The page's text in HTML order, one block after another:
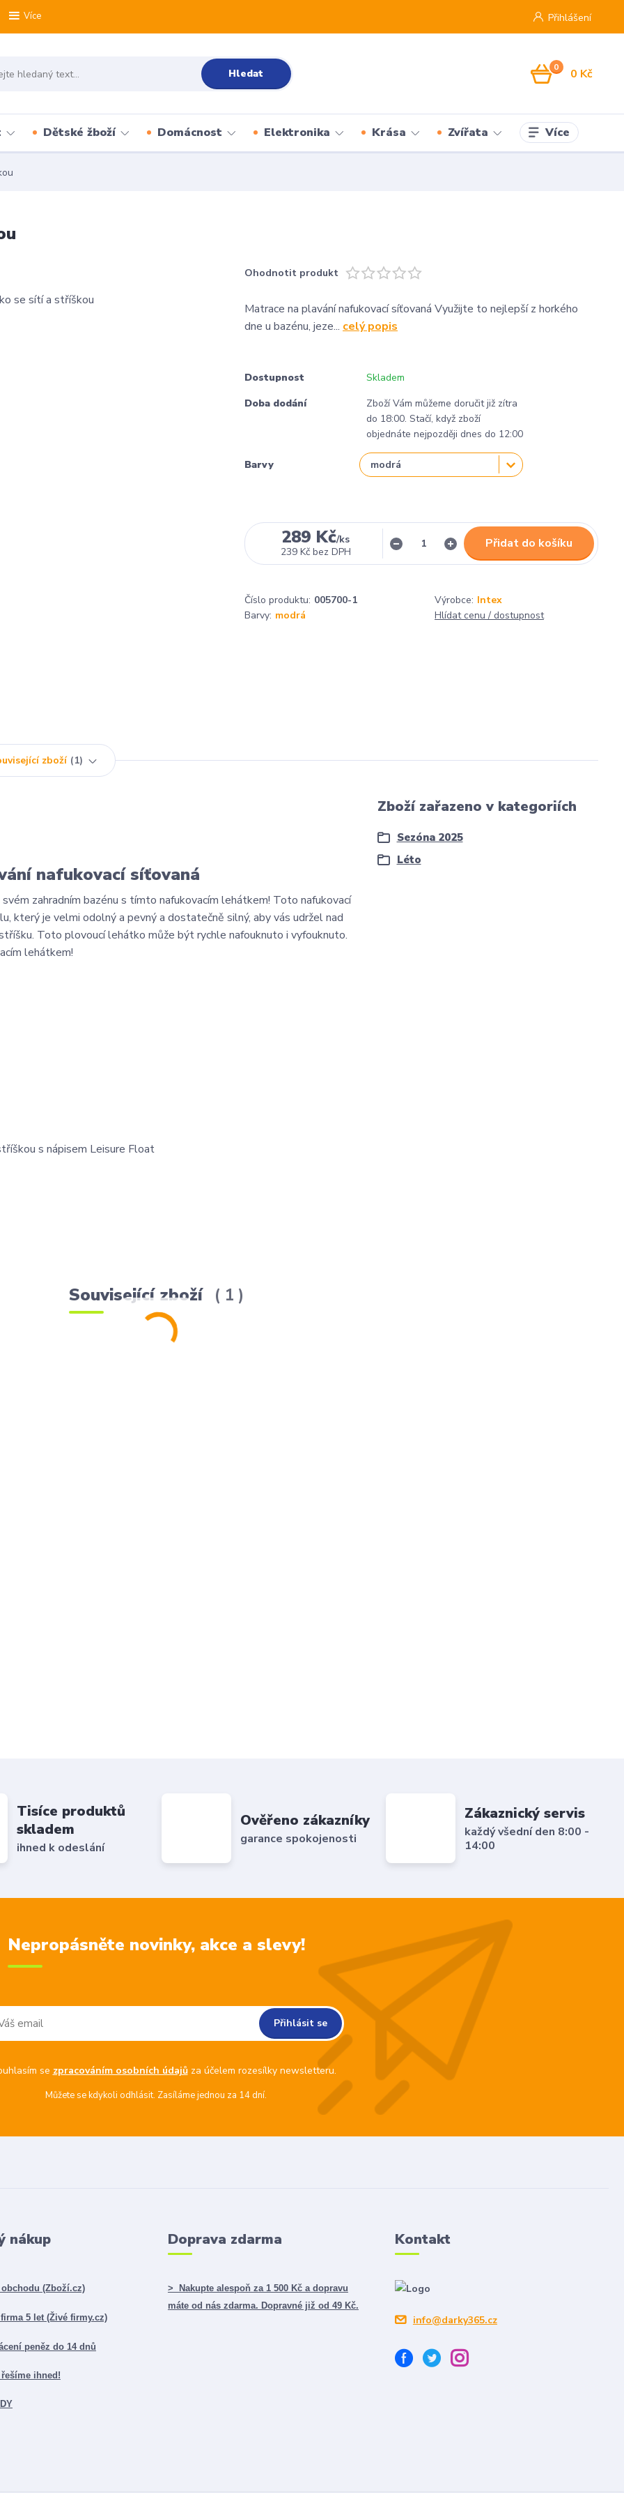
Více Přihlášení
Hledat 0 0 Kč
Dětské žboží Domácnost Elektronika Krása Zvířata Více
Ohodnotit produkt
Matrace na plavání nafukovací síťovaná Využijte to nejlepší z horkého
dne u bazénu, jeze... celý popis
Dostupnost
Skladem
Doba dodání
Zboží Vám můžeme doručit již zítra
do 18:00. Stačí, když zboží
objednáte nejpozději dnes do 12:00
Barvy
289 Kč/ks
239 Kč bez DPH
Přidat do košíku
Číslo produktu: 005700-1 Výrobce: Intex
Barvy: modrá Hlídat cenu / dostupnost
zboží 1
nafukovací síťovaná
zahradním bazénu s tímto nafukovacím lehátkem! Toto nafukovací
který je velmi odolný a pevný a dostatečně silný, aby vás udržel nad
Toto plovoucí lehátko může být rychle nafouknuto i vyfouknuto.
lehátkem!
s nápisem Leisure Float
Zboží zařazeno v kategoriích
Sezóna 2025
Léto
Související zboží 1
Tisíce produktů
skladem
ihned k odeslání
Ověřeno zákazníky
garance spokojenosti
Zákaznický servis
každý všední den 8:00 -
14:00
Nepropásněte novinky, akce a slevy!
Přihlásit se
se zpracováním osobních údajůza účelem rozesílky newsletteru.
Můžete se kdykoli odhlásit. Zasíláme jednou za 14 dní.
nákup
(Zboží.cz)
5 let (Živé firmy.cz)
peněz do 14 dnů
ihned!
Doprava zdarma
> Nakupte alespoň za 1 500 Kč a dopravu
máte od nás zdarma. Dopravné již od 49 Kč.
Kontakt
info@darky365.cz